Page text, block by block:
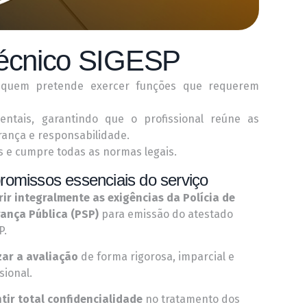
SIGESP
pretende exercer funções que requerem
garantindo que o profissional reúne as
e responsabilidade.
cumpre todas as normas legais.
essenciais do serviço
integralmente as exigências da Polícia de
Pública (PSP)para emissão do atestado
a avaliação de forma rigorosa, imparcial e
total confidencialidadeno tratamento dos